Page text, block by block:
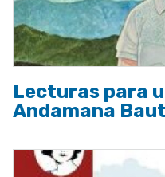
Lecturas para
Andamana